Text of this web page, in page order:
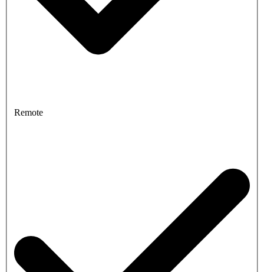
Remote